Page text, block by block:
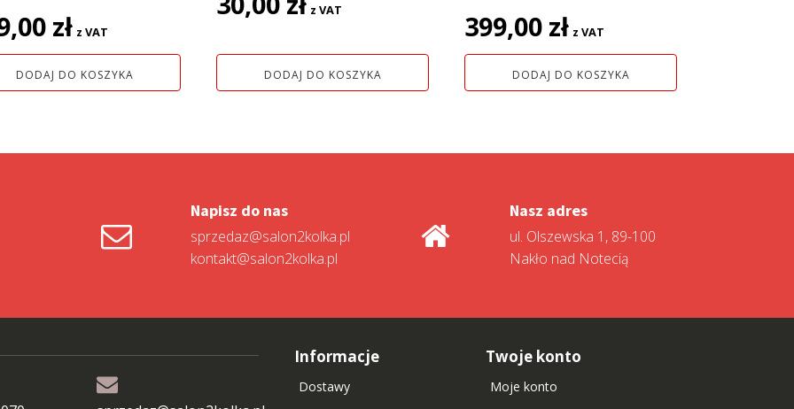
zł z VAT
DODAJ DO KOSZYKA
z VAT
DODAJ DO KOSZYKA
399,00 zł z VAT
DODAJ DO KOSZYKA
Napisz do nas
sprzedaz@salon2kolka.pl
kontakt@salon2kolka.pl
Nasz adres
ul. Olszewska 1, 89-100
Nakło nad Notecią
Informacje
Dostawy
Twoje konto
Moje konto